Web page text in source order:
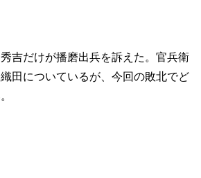
吉だけが播磨出兵を訴えた。官兵衛
田についているが、今回の敗北でど